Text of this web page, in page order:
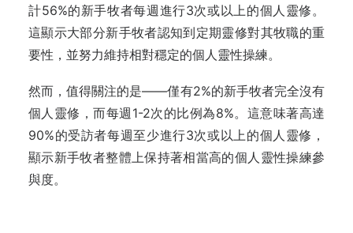
計56%的新手牧者每週進行3次或以上的個人靈修。
這顯示大部分新手牧者認知到定期靈修對其牧職的重
要性，並努力維持相對穩定的個人靈性操練。
然而，值得關注的是——僅有2%的新手牧者完全沒有
個人靈修，而每週1-2次的比例為8%。這意味著高達
90%的受訪者每週至少進行3次或以上的個人靈修，
顯示新手牧者整體上保持著相當高的個人靈性操練參
與度。